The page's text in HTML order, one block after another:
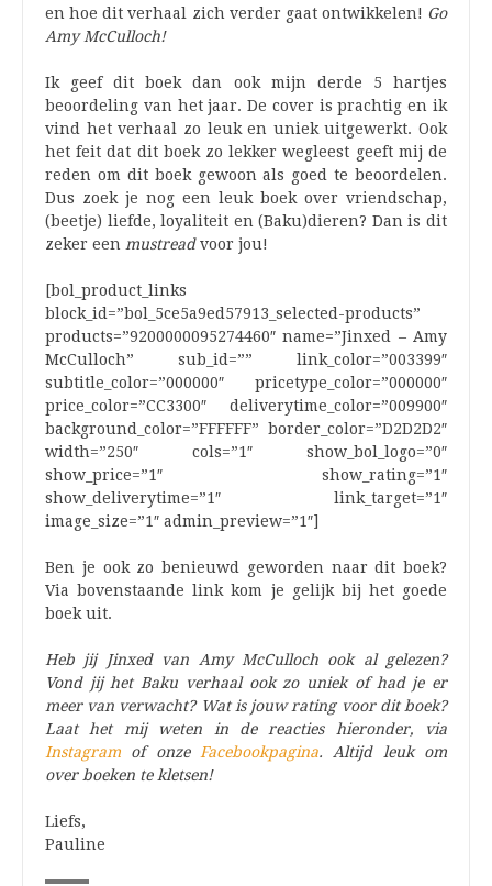
en hoe dit verhaal zich verder gaat ontwikkelen! Go
Amy McCulloch!
Ik geef dit boek dan ook mijn derde 5 hartjes
beoordeling van het jaar. De cover is prachtig en ik
vind het verhaal zo leuk en uniek uitgewerkt. Ook
het feit dat dit boek zo lekker wegleest geeft mij de
reden om dit boek gewoon als goed te beoordelen.
Dus zoek je nog een leuk boek over vriendschap,
(beetje) liefde, loyaliteit en (Baku)dieren? Dan is dit
zeker een mustreadvoor jou!
[bol_product_links
block_id=”bol_5ce5a9ed57913_selected-products”
products=”9200000095274460″ name=”Jinxed – Amy
McCulloch” sub_id=”” link_color=”003399″
subtitle_color=”000000″ pricetype_color=”000000″
price_color=”CC3300″ deliverytime_color=”009900″
background_color=”FFFFFF” border_color=”D2D2D2″
width=”250″ cols=”1″ show_bol_logo=”0″
show_price=”1″ show_rating=”1″
show_deliverytime=”1″ link_target=”1″
image_size=”1″ admin_preview=”1″]
Ben je ook zo benieuwd geworden naar dit boek?
Via bovenstaande link kom je gelijk bij het goede
boek uit.
Heb jij Jinxed van Amy McCulloch ook al gelezen?
Vond jij het Baku verhaal ook zo uniek of had je er
meer van verwacht? Wat is jouw rating voor dit boek?
Laat het mij weten in de reacties hieronder, via
Instagram of onze Facebookpagina. Altijd leuk om
over boeken te kletsen!
Liefs,
Pauline